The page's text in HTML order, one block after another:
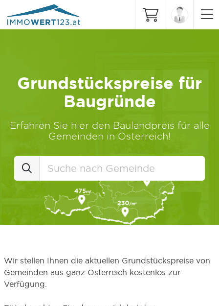
Grundstückspreise für
Baugründe
Erfahren Sie hier den Baulandpreis für alle
Gemeinden in Österreich!
Wir stellen Ihnen die aktuellen Grundstückspreise von
Gemeinden aus ganz Österreich kostenlos zur
Verfügung.